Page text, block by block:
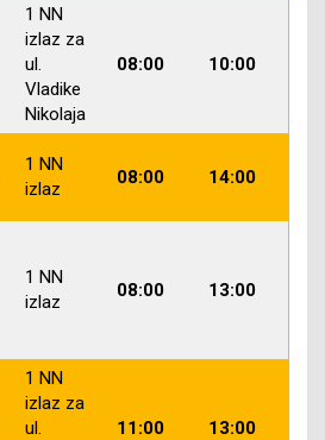
1 NN
izlaz za
ul.
Vladike
Nikolaja
08:00 10:00
1 NN
izlaz
08:00 14:00
1 NN
izlaz
08:00 13:00
1 NN
izlaz za
ul.
11:00 13:00